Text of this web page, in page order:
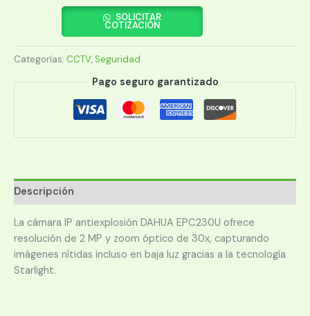
FACIAL
EPC230U INOXIDABLE
SOLICITAR
COTIZACIÓN
Categorías: CCTV, Seguridad
Pago seguro garantizado
Descripción
La cámara IP antiexplosión DAHUA EPC230U ofrece
resolución de 2 MP y zoom óptico de 30x, capturando
imágenes nítidas incluso en baja luz gracias a la tecnología
Starlight.